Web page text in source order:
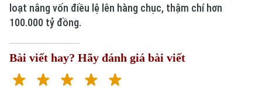
loạt nâng vốn điều lệ lên hàng chục, thậm chí hơn
100.000 tỷ đồng.
Bài viết hay? Hãy đánh giá bài viết